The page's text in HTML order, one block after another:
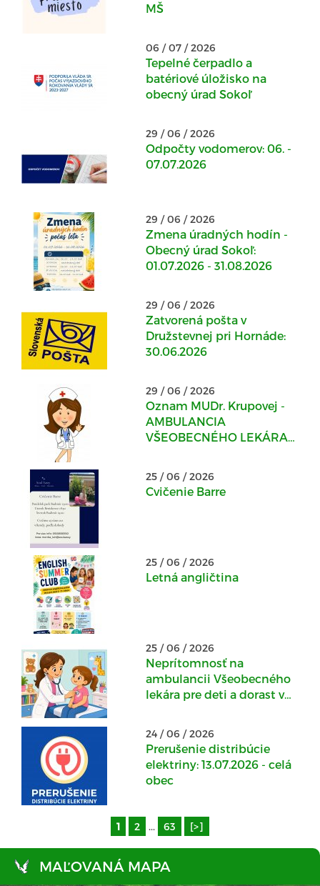
MŠ
06 / 07 / 2026
Tepelné čerpadlo a
batériové úložisko na
obecný úrad Sokoľ
29 / 06 / 2026
Odpočty vodomerov: 06. -
07.07.2026
29 / 06 / 2026
Zmena úradných hodín -
Obecný úrad Sokoľ:
01.07.2026 - 31.08.2026
29 / 06 / 2026
Zatvorená pošta v
Družstevnej pri Hornáde:
30.06.2026
29 / 06 / 2026
Oznam MUDr. Krupovej -
AMBULANCIA
VŠEOBECNÉHO LEKÁRA
Hornádom
25 / 06 / 2026
Cvičenie Barre
25 / 06 / 2026
Letná angličtina
25 / 06 / 2026
Neprítomnosť na
ambulancii Všeobecného
lekára pre deti a dorast v
10.07.2026
24 / 06 / 2026
Prerušenie distribúcie
elektriny: 13.07.2026 - celá
obec
1 2 ... 63 [>]
MAĽOVANÁ MAPA